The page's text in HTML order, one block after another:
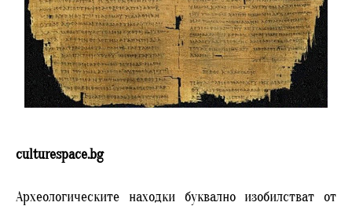
culturespace.bg
Археологическите находки буквално изобилстват от